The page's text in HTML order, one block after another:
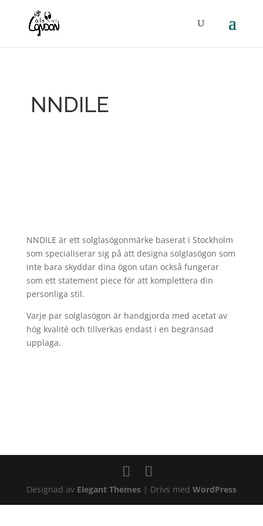
NNDILE
NNDILE är ett solglasögonmärke baserat i Stockholm
som specialiserar sig på att designa solglasögon som
inte bara skyddar dina ögon utan också fungerar
som ett statement piece för att komplettera din
personliga stil.
Varje par solglasögon är handgjorda med acetat av
hög kvalité och tillverkas endast i en begränsad
upplaga.
Designad av Elegant Themes| Drivs med WordPress